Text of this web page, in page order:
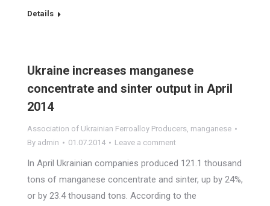
Details
Ukraine increases manganese
concentrate and sinter output in April
2014
Association of Ukrainian Ferroalloy Producers, manganese
By admin 01.07.2014 Leave a comment
In April Ukrainian companies produced 121.1 thousand
tons of manganese concentrate and sinter, up by 24%,
or by 23.4 thousand tons. According to the